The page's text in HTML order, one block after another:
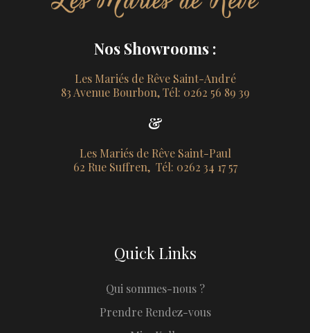
Nos Showrooms :
Les Mariés de Rêve Saint-André
83 Avenue Bourbon, Tél: 0262 56 89 39
&
Les Mariés de Rêve Saint-Paul
62 Rue Suffren, Tél: 0262 34 17 57
Quick Links
Qui sommes-nous ?
Prendre Rendez-vous